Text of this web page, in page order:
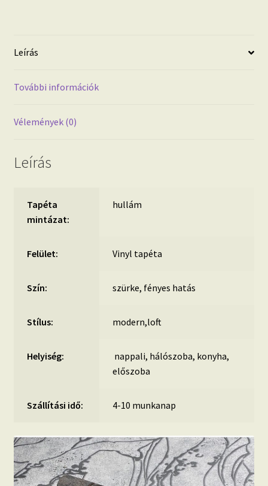
tapéta
Leírás
További információk
Vélemények (0)
Leírás
Tapéta
mintázat:
hullám
Felület: Vinyl tapéta
Szín: szürke, fényes hatás
Stílus: modern,loft
Helyiség:
nappali, hálószoba, konyha,
előszoba
Szállítási idő: 4-10 munkanap